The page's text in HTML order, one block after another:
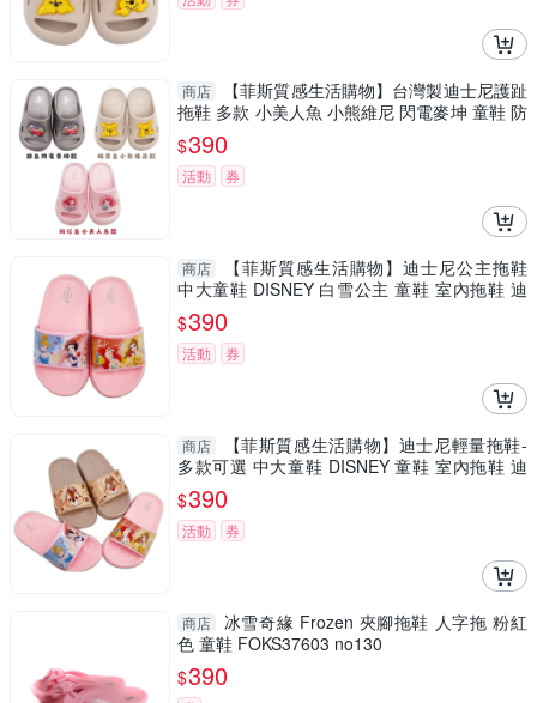
商店
【菲斯質感生活購物】台灣製迪士尼護趾
拖鞋 多款 小美人魚 小熊維尼 閃電麥坤 童鞋 防
水拖鞋
$390
活動 券
商店
【菲斯質感生活購物】迪士尼公主拖鞋
中大童鞋 DISNEY 白雪公主 童鞋 室內拖鞋 迪
士尼童鞋 中童鞋
$390
活動 券
商店
【菲斯質感生活購物】迪士尼輕量拖鞋-
多款可選 中大童鞋 DISNEY 童鞋 室內拖鞋 迪
士尼童鞋 台灣製
$390
活動 券
商店
冰雪奇緣 Frozen 夾腳拖鞋 人字拖 粉紅
色 童鞋 FOKS37603 no130
$390